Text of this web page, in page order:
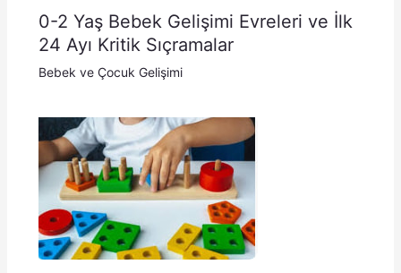
0-2 Yaş Bebek Gelişimi Evreleri ve İlk
24 Ayı Kritik Sıçramalar
Bebek ve Çocuk Gelişimi